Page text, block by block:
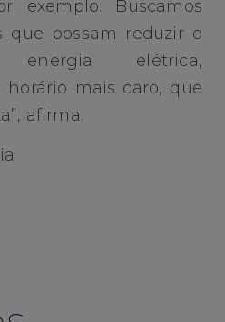
exemplo. Buscamos
que possam reduzir o
elétrica,
mais caro, que
afirma.